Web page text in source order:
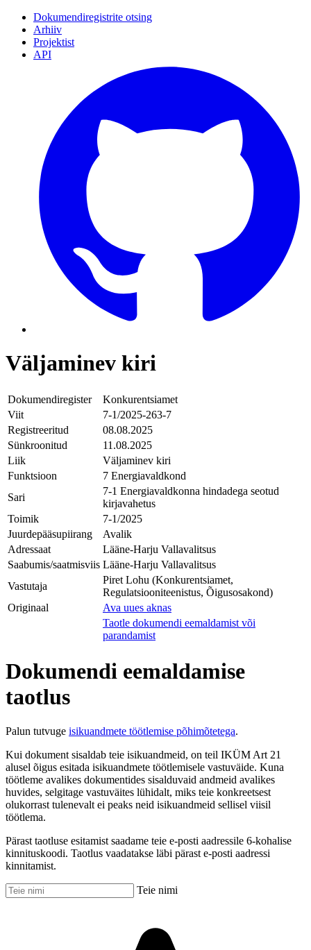
Dokumendiregistrite otsing
Arhiiv
Projektist
API
Väljaminev kiri
Dokumendiregister
Konkurentsiamet
Viit
7-1/2025-263-7
Registreeritud
08.08.2025
Sünkroonitud
11.08.2025
Liik
Väljaminev kiri
Funktsioon
7 Energiavaldkond
Sari
7-1 Energiavaldkonna hindadega seotud
kirjavahetus
Toimik
7-1/2025
Juurdepääsupiirang
Avalik
Adressaat
Lääne-Harju Vallavalitsus
Saabumis/saatmisviis Lääne-Harju Vallavalitsus
Vastutaja
Piret Lohu (Konkurentsiamet,
Regulatsiooniteenistus, Õigusosakond)
Originaal
Ava uues aknas
Taotle dokumendi eemaldamist või
parandamist
Dokumendi eemaldamise
taotlus
Palun tutvuge isikuandmete töötlemise põhimõtetega.
Kui dokument sisaldab teie isikuandmeid, on teil IKÜM Art 21
alusel õigus esitada isikuandmete töötlemisele vastuväide. Kuna
töötleme avalikes dokumentides sisalduvaid andmeid avalikes
huvides, selgitage vastuväites lühidalt, miks teie konkreetsest
olukorrast tulenevalt ei peaks neid isikuandmeid sellisel viisil
töötlema.
Pärast taotluse esitamist saadame teie e-posti aadressile 6-kohalise
kinnituskoodi. Taotlus vaadatakse läbi pärast e-posti aadressi
kinnitamist.
Teie nimi